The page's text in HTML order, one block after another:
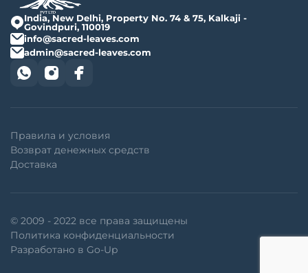
India, New Delhi, Property No. 74 & 75, Kalkaji -
Govindpuri, 110019
info@sacred-leaves.com
admin@sacred-leaves.com
Правила и условия
Возврат денежных средств
Доставка
© 2009 - 2022 все права защищены
Политика конфиденциальности
Разработано в Go-Up